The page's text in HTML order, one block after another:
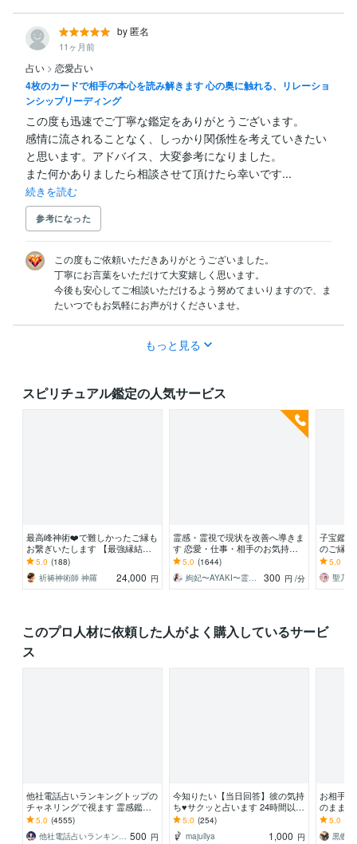
by 匿名
11ヶ月前
占い > 恋愛占い
4枚のカードで相手の本心を読み解きます 心の奥に触れる、リレーショ
ンシップリーディング
この度も迅速でご丁寧な鑑定をありがとうございます。
感情に流されることなく、しっかり関係性を考えていきたい
と思います。アドバイス、大変参考になりました。
また何かありましたら相談させて頂けたら幸いです...
続きを読む
参考になった
この度もご依頼いただきありがとうございました。
丁寧にお言葉をいただけて大変嬉しく思います。
今後も安心してご相談いただけるよう努めてまいりますので、ま
たいつでもお気軽にお声がけくださいませ。
もっと見る
スピリチュアル鑑定の人気サービス
最高峰神術❤️で難しかったご縁も
お繋ぎいたします 【最強縁結び
の最上形】あなたの願いを具現化
させます※悪用厳禁
5.0 (188)
祈祷神術師 神羅
24,000 円
霊感・霊視で現状を改善へ導きま
す 恋愛・仕事・相手のお気持
ち・未来の兆し✴︎霊視で鑑定しま
す
5.0 (1644)
絢妃〜AYAKI〜霊視鑑定師
300 円 /分
子宝鑑定
のご縁
お悩みの
期・妊
5.0
このプロ人材に依頼した人がよく購入しているサービ
ス
他社電話占いランキングトップの
チャネリングで視ます 霊感鑑定
どんな恋愛でもお聞きします。仕
事、人間関係、家庭
5.0 (4555)
他社電話占いランキングトップの実績 来音 500 円
今知りたい【当日回答】彼の気持
ち♥サクッと占います 24時間以
内！ご質問おひとつ、サクッと短
文鑑定いたします♥
5.0 (254)
majullya
1,000 円
お相手
のまま
中をリ
5.0
黒蝶